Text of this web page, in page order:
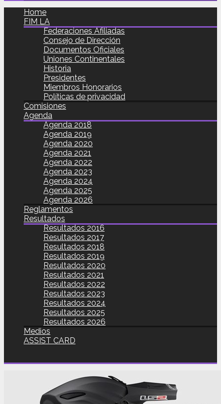
Home
FIM LA
Federaciones Afiliadas
Consejo de Dirección
Documentos Oficiales
Uniones Continentales
Historia
Presidentes
Miembros Honorarios
Políticas de privacidad
Comisiones
Agenda
Agenda 2018
Agenda 2019
Agenda 2020
Agenda 2021
Agenda 2022
Agenda 2023
Agenda 2024
Agenda 2025
Agenda 2026
Reglamentos
Resultados
Resultados 2016
Resultados 2017
Resultados 2018
Resultados 2019
Resultados 2020
Resultados 2021
Resultados 2022
Resultados 2023
Resultados 2024
Resultados 2025
Resultados 2026
Medios
ASSIST CARD